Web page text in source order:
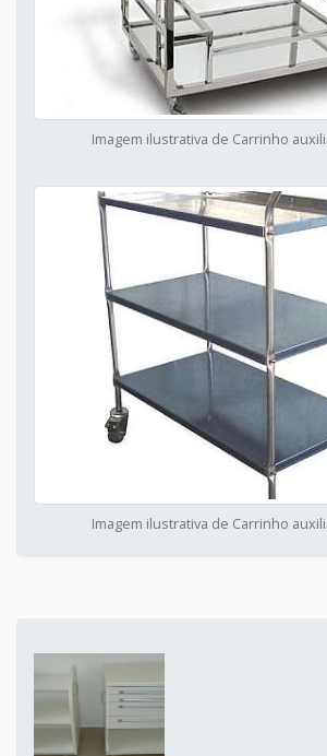
Imagem ilustrativa de Carrinho
Imagem ilustrativa de Carrinho